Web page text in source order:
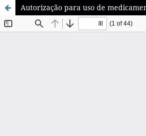
Autorização para uso de